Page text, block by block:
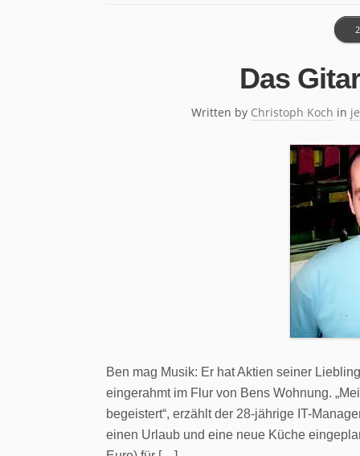
Das
Written by Christoph Koch in
Ben mag Musik: Er hat Aktien seiner
eingerahmt im Flur von Bens Wohnung.
begeistert“, erzählt der 28-jährige IT-
einen Urlaub und eine neue Küche